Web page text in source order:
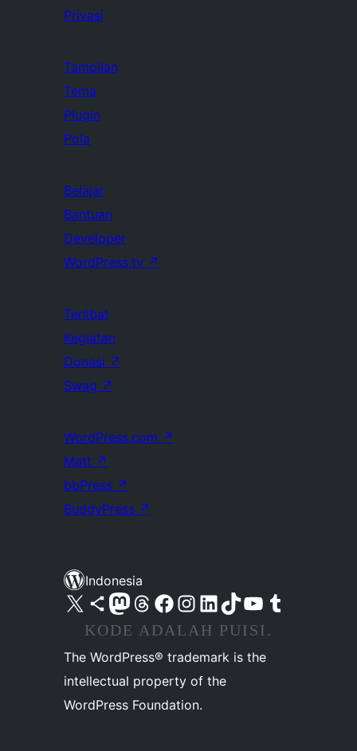
Privasi
Tampilan
Tema
Plugin
Pola
Belajar
Bantuan
Developer
WordPress.tv ↗
Terlibat
Kegiatan
Donasi ↗
Swag ↗
WordPress.com ↗
Matt ↗
bbPress ↗
BuddyPress ↗
Indonesia
Kunjungi akun X (sebelumnya Twitter) kamiVisit our Bluesky account
Kunjungi akun Mastodon kamiVisit our Threads account
Kunjungi halaman Facebook kamiKunjungi akun Instagram kamiKunjungi akun LinkedIn kamiVisit our TikTok account
Kunjungi channel YouTube kamiVisit our Tumblr account
KODE ADALAH PUISI.
The WordPress® trademark is the
intellectual property of the
WordPress Foundation.